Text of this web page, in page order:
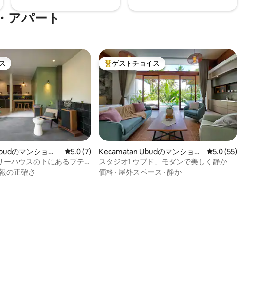
アパート
星の平均評価
のマンショ
レビュー7件、5つ星中5.0つ星の平均評価
5.0 (7)
ーハウスの下にあるブテ
の正確さ
大好評のゲストチョイスです。
ゲストチョイス
Kecamatan Ubudのマンショ
ン・アパート
レビュー55件、5つ
5.0 (55)
スタジオ1 ウブド、モダンで美しく静か
価格 · 屋外スペース · 静か